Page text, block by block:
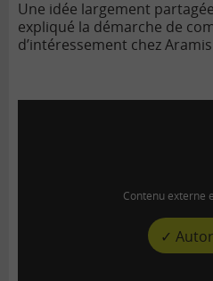
Une idée largement
expliqué la démarche de
d’intéressement chez
Contenu externe
✓